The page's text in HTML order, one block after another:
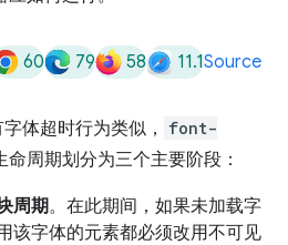
60 79 58 11.1Source
体超时行为类似，
font-
周期划分为三个主要阶段：
周期。在此期间，如果未加载字
该字体的元素都必须改用不可见